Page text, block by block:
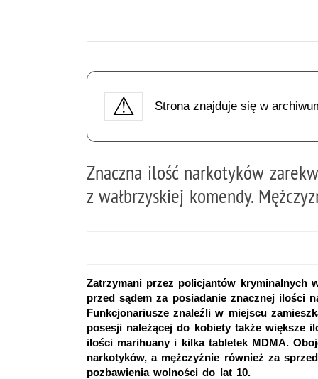
Strona znajduje się w
Znaczna ilość narkotyków
z wałbrzyskiej komendy.
Zatrzymani przez policjantów kryminalnych
przed sądem za posiadanie znacznej ilości
Funkcjonariusze znaleźli w miejscu
posesji należącej do kobiety także większe
ilości marihuany i kilka tabletek MDMA.
narkotyków, a mężczyźnie również za
pozbawienia wolności do lat 10.